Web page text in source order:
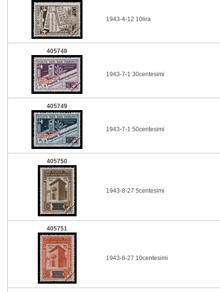
1943-4-12 10lira
405748
1943-7-1 30centesimi
405749
1943-7-1 50centesimi
405750
1943-8-27 5centesimi
405751
1943-8-27 10centesimi